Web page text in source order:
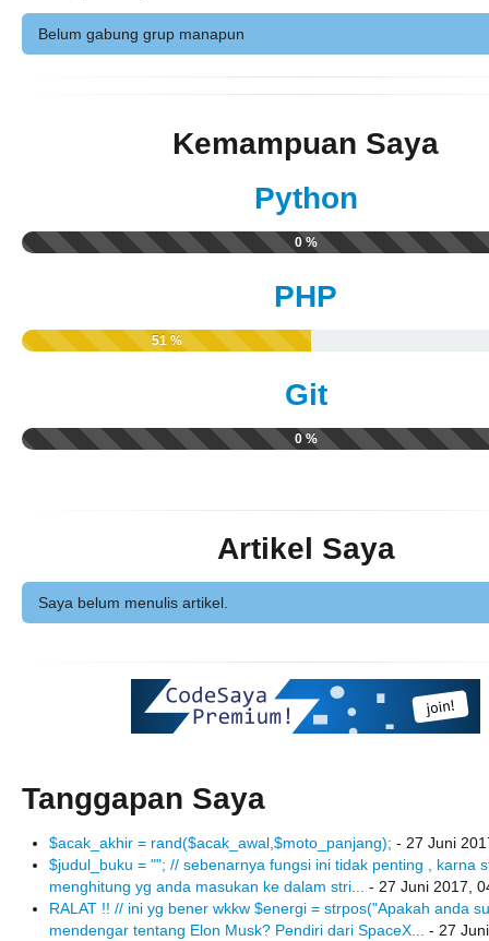
Belum gabung grup manapun
Kemampuan Saya
Python
0 %
PHP
51 %
Git
0 %
Artikel Saya
Saya belum menulis artikel.
Tanggapan Saya
$acak_akhir = rand($acak_awal,$moto_panjang); - 27 Juni
$judul_buku = ""; // sebenarnya fungsi ini tidak penting , karna
menghitung yg anda masukan ke dalam stri... - 27 Juni 2017,
RALAT !! // ini yg bener wkkw $energi = strpos("Apakah anda
mendengar tentang Elon Musk? Pendiri dari SpaceX... - 27